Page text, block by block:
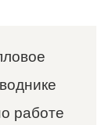
работе